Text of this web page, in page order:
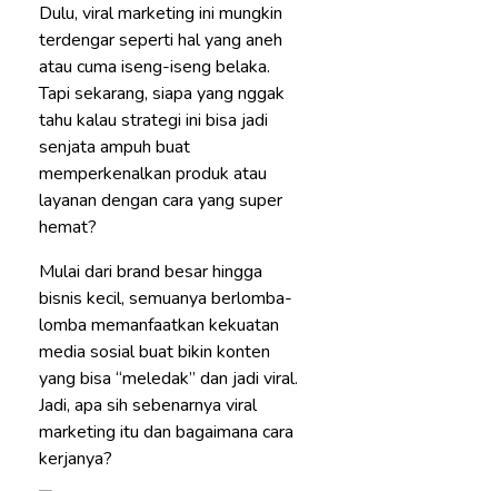
Dulu, viral marketing ini mungkin
terdengar seperti hal yang aneh
atau cuma iseng-iseng belaka.
Tapi sekarang, siapa yang nggak
tahu kalau strategi ini bisa jadi
senjata ampuh buat
memperkenalkan produk atau
layanan dengan cara yang super
hemat?
Mulai dari brand besar hingga
bisnis kecil, semuanya berlomba-
lomba memanfaatkan kekuatan
media sosial buat bikin konten
yang bisa “meledak” dan jadi viral.
Jadi, apa sih sebenarnya viral
marketing itu dan bagaimana cara
kerjanya?